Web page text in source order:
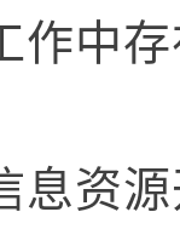
作中
息资